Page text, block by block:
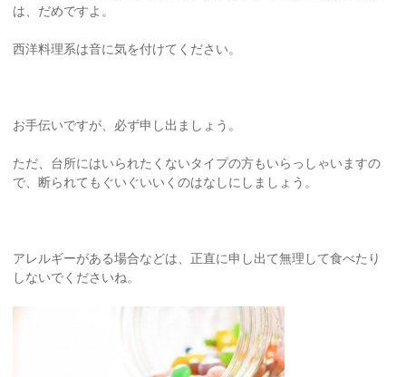
は、だめですよ。
西洋料理系は音に気を付けてください。
お手伝いですが、必ず申し出ましょう。
ただ、台所にはいられたくないタイプの方もいらっしゃいますの
で、断られてもぐいぐいいくのはなしにしましょう。
アレルギーがある場合などは、正直に申し出て無理して食べたり
しないでくださいね。